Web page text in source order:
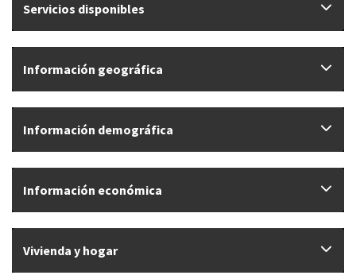
Servicios disponibles
Información geográfica
Información demográfica
Información económica
Vivienda y hogar